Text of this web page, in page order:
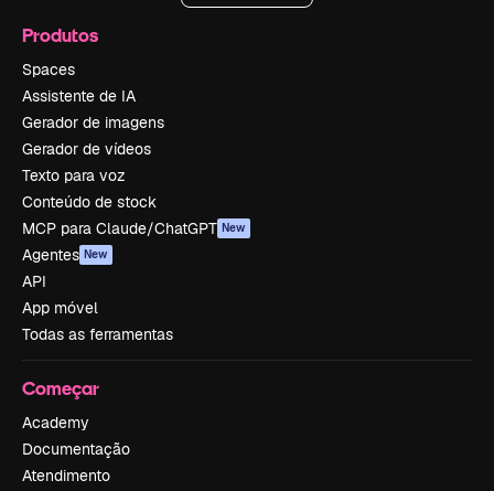
Produtos
Spaces
Assistente de IA
Gerador de imagens
Gerador de vídeos
Texto para voz
Conteúdo de stock
MCP para Claude/ChatGPT New
Agentes New
API
App móvel
Todas as ferramentas
Começar
Academy
Documentação
Atendimento